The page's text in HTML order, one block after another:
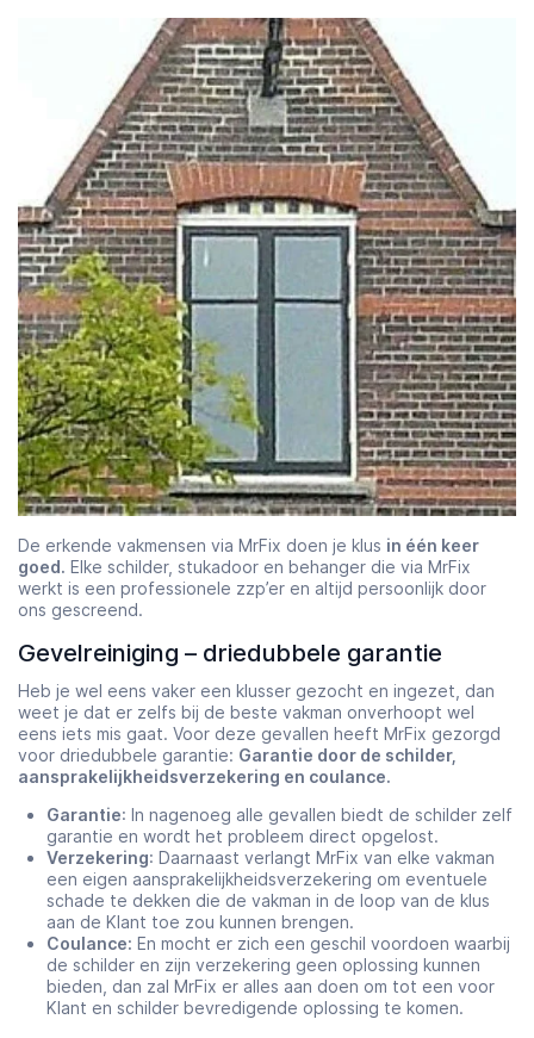
De erkende vakmensen via MrFix doen je klus in één keer
goed. Elke schilder, stukadoor en behanger die via MrFix
werkt is een professionele zzp’er en altijd persoonlijk door
ons gescreend.
Gevelreiniging – driedubbele garantie
Heb je wel eens vaker een klusser gezocht en ingezet, dan
weet je dat er zelfs bij de beste vakman onverhoopt wel
eens iets mis gaat. Voor deze gevallen heeft MrFix gezorgd
voor driedubbele garantie: Garantie door de schilder,
aansprakelijkheidsverzekering en coulance.
Garantie: In nagenoeg alle gevallen biedt de schilder zelf
garantie en wordt het probleem direct opgelost.
Verzekering: Daarnaast verlangt MrFix van elke vakman
een eigen aansprakelijkheidsverzekering om eventuele
schade te dekken die de vakman in de loop van de klus
aan de Klant toe zou kunnen brengen.
Coulance: En mocht er zich een geschil voordoen waarbij
de schilder en zijn verzekering geen oplossing kunnen
bieden, dan zal MrFix er alles aan doen om tot een voor
Klant en schilder bevredigende oplossing te komen.